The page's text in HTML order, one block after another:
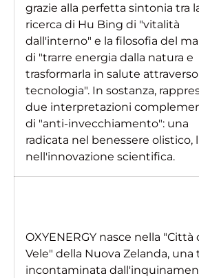
grazie alla perfetta sintonia tra
ricerca di Hu Bing di "vitalità
dall'interno" e la filosofia del
di "trarre energia dalla natura e
trasformarla in salute attraverso
tecnologia". In sostanza,
due interpretazioni
di "anti-invecchiamento": una
radicata nel benessere olistico,
nell'innovazione scientifica.
OXYENERGY nasce nella "Città
Vele" della Nuova Zelanda, una
incontaminata